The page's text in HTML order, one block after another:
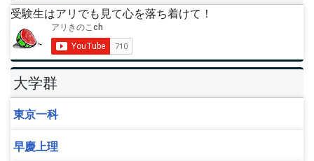
受験生はアリでも見て心を落ち着けて！
大学群
東京一科
早慶上理